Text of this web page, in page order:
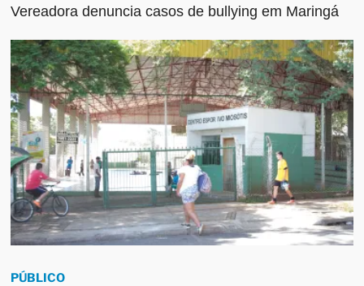
Vereadora denuncia casos de bullying em Maringá
PÚBLICO